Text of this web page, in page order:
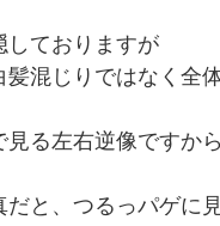
しておりますが
混じりではなく全
る左右逆像ですか
だと、つるっパゲ